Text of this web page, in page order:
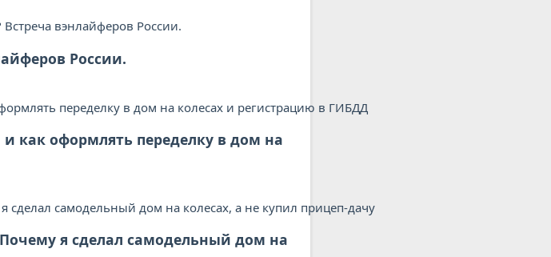
России.
как оформлять переделку в дом на
я сделал самодельный дом на